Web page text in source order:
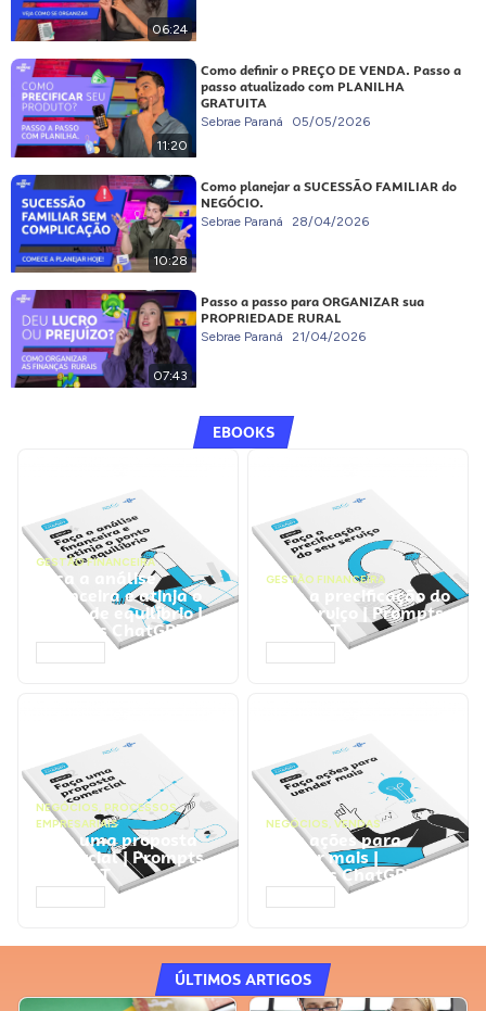
06:24
11:20
Como definir o PREÇO DE VENDA. Passo a
passo atualizado com PLANILHA
GRATUITA
Sebrae Paraná 05/05/2026
10:28
Como planejar a SUCESSÃO FAMILIAR do
NEGÓCIO.
Sebrae Paraná 28/04/2026
07:43
Passo a passo para ORGANIZAR sua
PROPRIEDADE RURAL
Sebrae Paraná 21/04/2026
EBOOKS
GESTÃO FINANCEIRA
Faça a análise
financeira e atinja o
ponto de equilíbrio |
Prompts ChatGPT
GESTÃO FINANCEIRA
Faça a precificação do
seu serviço | Prompts
ChatGPT
NEGÓCIOS, PROCESSOS
EMPRESARIAIS
Faça uma proposta
comercial | Prompts
ChatGPT
NEGÓCIOS, VENDAS
Faça ações para
vender mais |
Prompts ChatGPT
ÚLTIMOS ARTIGOS